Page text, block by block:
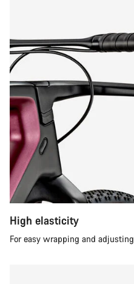
High elasticity
For easy wrapping and adjusting